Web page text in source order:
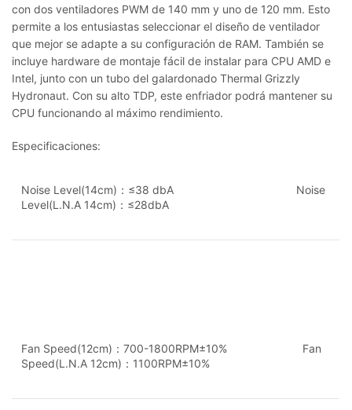
con dos ventiladores PWM de 140 mm y uno de 120 mm. Esto
permite a los entusiastas seleccionar el diseño de ventilador
que mejor se adapte a su configuración de RAM. También se
incluye hardware de montaje fácil de instalar para CPU AMD e
Intel, junto con un tubo del galardonado Thermal Grizzly
Hydronaut. Con su alto TDP, este enfriador podrá mantener su
CPU funcionando al máximo rendimiento.
Especificaciones:
Noise Level(14cm)：≤38 dbA Noise
Level(L.N.A 14cm)：≤28dbA
Fan Speed(12cm)：700-1800RPM±10% Fan
Speed(L.N.A 12cm)：1100RPM±10%